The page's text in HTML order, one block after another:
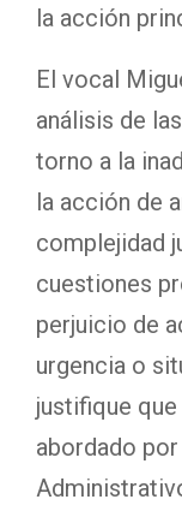
la acción
El vocal
análisis de
torno a la
la acción de
complejidad
cuestiones
perjuicio de
urgencia o
justifique
abordado